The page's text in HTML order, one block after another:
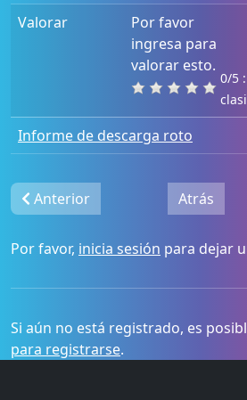
Valorar
Por favor
ingresa para
valorar esto.
0/5
Informe de descarga roto
Anterior Atrás
Por favor, inicia sesión para dejar
Si aún no está registrado, es
para registrarse.